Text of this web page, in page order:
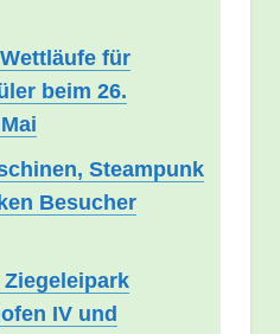
für
beim 26.
Steampunk
Besucher
IV und